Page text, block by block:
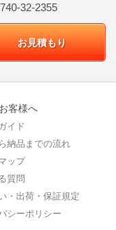
32-2355
お見積もり
客様へ
イド
納品までの流れ
ップ
質問
・出荷・保証規定
シーポリシー